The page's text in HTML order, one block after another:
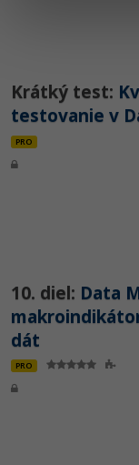
Krátký test:
testovanie v
PRO
10. diel: Data
dát
PRO